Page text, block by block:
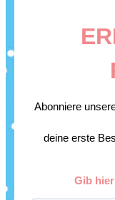
Abonniere
deine erste
Gib